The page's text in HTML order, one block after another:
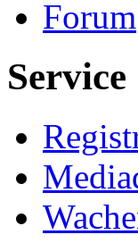
Forum
Service